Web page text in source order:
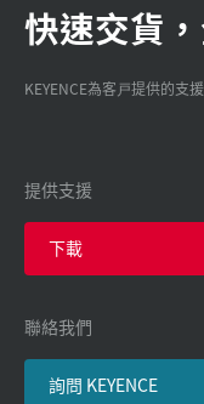
快速交貨
KEYENCE為客戸提供的支
提供支援
下載
聯絡我們
詢問 KEYENCE